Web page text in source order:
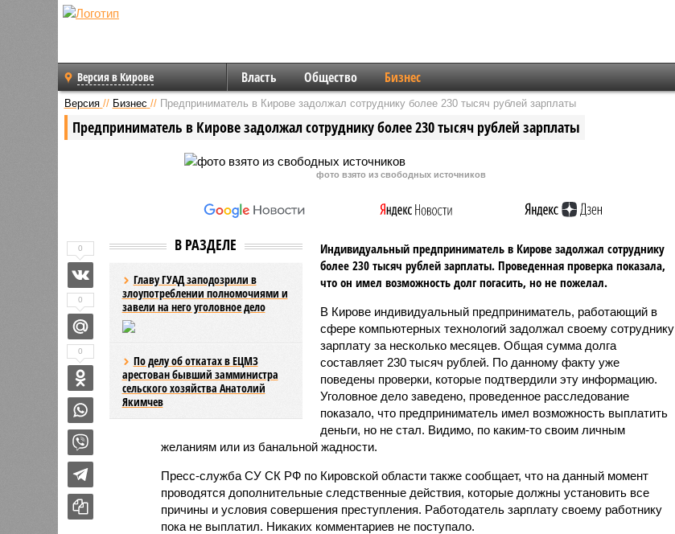
Версия в Кирове Власть Общество Бизнес
Версия // Бизнес // Предприниматель в Кирове задолжал сотруднику более 230 тысяч рублей зарплаты
Предприниматель в Кирове задолжал сотруднику более 230 тысяч рублей зарплаты
фото взято из свободных источников
В РАЗДЕЛЕ
Главу ГУАД заподозрили в
злоупотреблении полномочиями и
завели на него уголовное дело
По делу об откатах в ЕЦМЗ
арестован бывший замминистра
сельского хозяйства Анатолий
Якимчев
Индивидуальный предприниматель в Кирове задолжал сотруднику
более 230 тысяч рублей зарплаты. Проведенная проверка показала,
что он имел возможность долг погасить, но не пожелал.
В Кирове индивидуальный предприниматель, работающий в
сфере компьютерных технологий задолжал своему сотруднику
зарплату за несколько месяцев. Общая сумма долга
составляет 230 тысяч рублей. По данному факту уже
поведены проверки, которые подтвердили эту информацию.
Уголовное дело заведено, проведенное расследование
показало, что предприниматель имел возможность выплатить
деньги, но не стал. Видимо, по каким-то своим личным
желаниям или из банальной жадности.
Пресс-служба СУ СК РФ по Кировской области также сообщает, что на данный момент
проводятся дополнительные следственные действия, которые должны установить все
причины и условия совершения преступления. Работодатель зарплату своему работнику
пока не выплатил. Никаких комментариев не поступало.
0
0
0